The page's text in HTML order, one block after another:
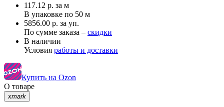
117.12 р. за м
В упаковке по 50 м
5856.00 р. за уп.
По сумме заказа – скидки
В наличии
Условия работы и доставки
Купить на Ozon
О товаре
xmark